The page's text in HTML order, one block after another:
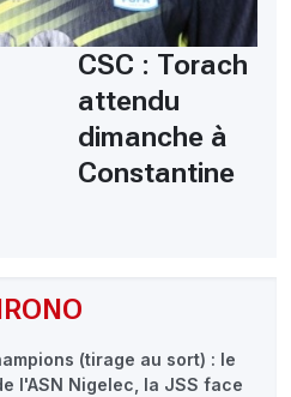
(tirage au sort) : le
l'ASN Nigelec, la JSS face
CSC : Torach
attendu
dimanche à
Constantine